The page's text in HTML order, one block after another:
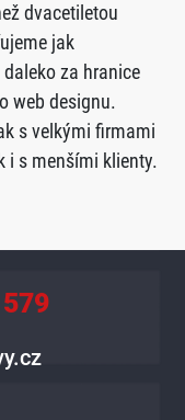
dvacetiletou
jak
za hranice
web designu.
s velkými firmami
i s menšími klienty.